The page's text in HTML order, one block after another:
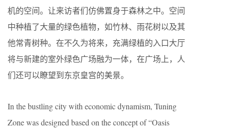
机的空间。让来访者们仿佛置身于森林之中。空间
中种植了大量的绿色植物，如竹林、雨花树以及其
他常青树种。在不久为将来，充满绿植的入口大厅
将与新建的室外绿色广场融为一体，在广场上，人
们还可以瞭望到东京皇宫的美景。
In the bustling city with economic dynamism, Tuning
Zone was designed based on the concept of “Oasis